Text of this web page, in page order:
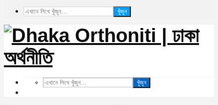
খুঁজুন
খুঁজুন